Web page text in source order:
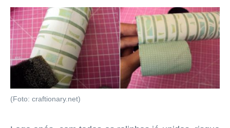
(Foto: craftionary.net)